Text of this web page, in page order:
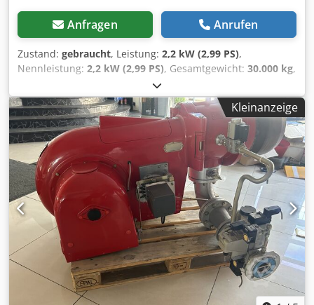
Anfragen Anrufen
Zustand: gebraucht, Leistung: 2,2 kW (2,99 PS),
Nennleistung: 2,2 kW (2,99 PS), Gesamtgewicht: 30.000 kg,
Wir bieten eine große Auswahl an gebrauchten
Getriebemotoren aus Fördertechnik-Anlagen zum Verkauf
an. Verfügbare Hersteller sind unter anderem: SEW
Dodpfxsy Tg Saj Akhjkr NORD Siemens Lenze Demag
Technische Daten: Leistung: von 0,55 kW bis 2,2 kW
Lagerbestand: über 1.600 Stück Gesamtgewicht: ca. 30
Tonnen Dank der großen Stückzahl finden Sie mit hoher
Wahrscheinlichkeit den passenden Getriebemotor für
Ihren Bedarf. Auf Anfrage senden wir Ihnen gerne eine
detaillierte Excel-Liste mit den verfügbaren Modellen und
technischen Daten zu. Große Mengen sofort verfügbar
Verkauf vorzugsweise als Komplettpaket Preis pro Stück:
100 bis 150 € netto (je nach Ausführung und Zustand) Bei
Interesse freuen wir uns auf Ihre Anfrage. Bitte haben Sie
Verständnis dafür, dass unrealistische Preisangebote nicht
Kleinanzeige